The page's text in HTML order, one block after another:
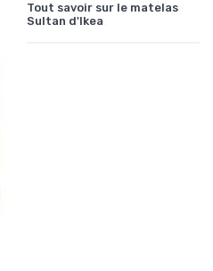
Tout savoir sur le matelas
Sultan d'Ikea